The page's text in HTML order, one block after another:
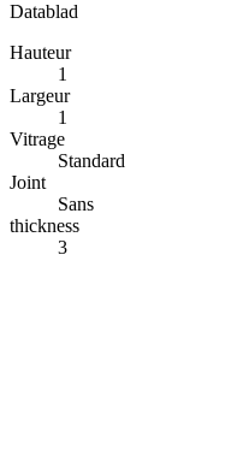
Datablad
Hauteur
1
Largeur
1
Vitrage
Standard
Joint
Sans
thickness
3